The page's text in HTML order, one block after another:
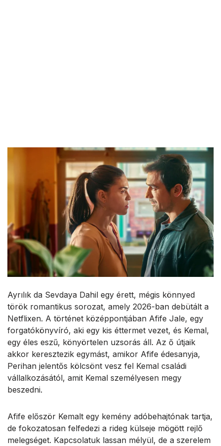
Ayrılık da Sevdaya Dahil egy érett, mégis könnyed
török romantikus sorozat, amely 2026-ban debütált a
Netflixen. A történet középpontjában Afife Jale, egy
forgatókönyvíró, aki egy kis éttermet vezet, és Kemal,
egy éles eszű, könyörtelen uzsorás áll. Az ő útjaik
akkor keresztezik egymást, amikor Afife édesanyja,
Perihan jelentős kölcsönt vesz fel Kemal családi
vállalkozásától, amit Kemal személyesen megy
beszedni.
Afife először Kemalt egy kemény adóbehajtónak tartja,
de fokozatosan felfedezi a rideg külseje mögött rejlő
melegséget. Kapcsolatuk lassan mélyül, de a szerelem